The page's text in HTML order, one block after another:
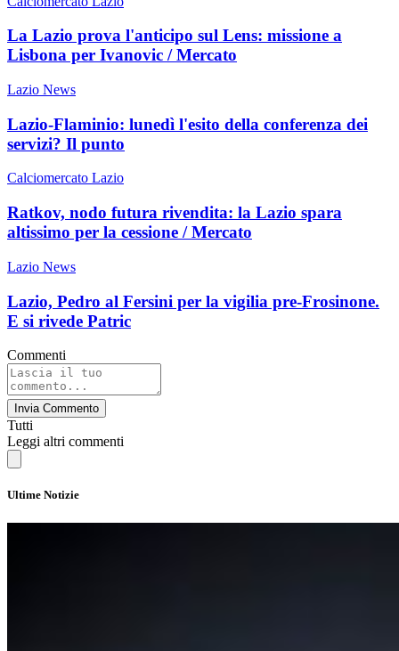
La Lazio prova l'anticipo sul Lens: missione a
Lisbona per Ivanovic / Mercato
Lazio News
Lazio-Flaminio: lunedì l'esito della conferenza dei
servizi? Il punto
Calciomercato Lazio
Ratkov, nodo futura rivendita: la Lazio spara
altissimo per la cessione / Mercato
Lazio News
Lazio, Pedro al Fersini per la vigilia pre-Frosinone.
E si rivede Patric
Commenti
Invia Commento
Tutti
Leggi altri commenti
Ultime Notizie